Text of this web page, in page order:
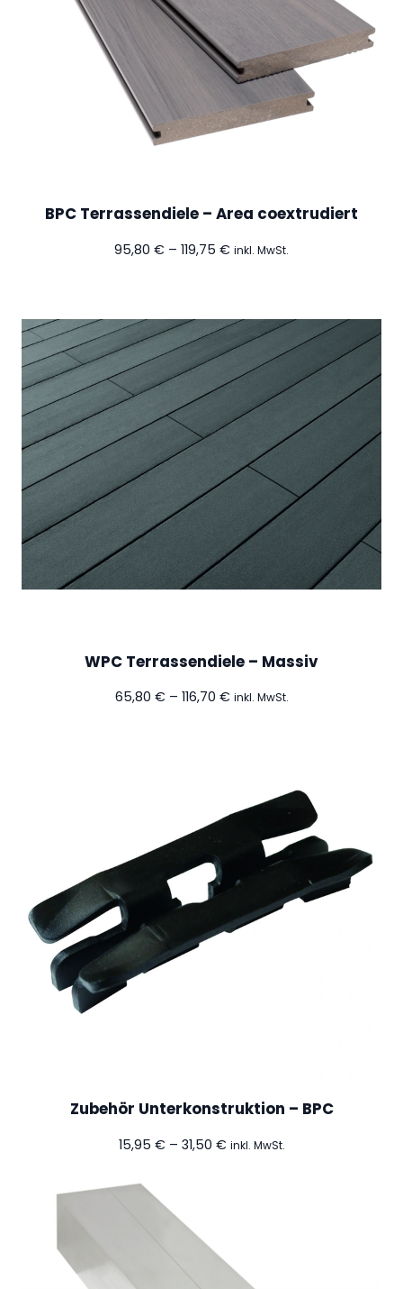
BPC Terrassendiele – Area coextrudiert
95,80 € – 119,75 €Preisspanne:
inkl. MwSt.
WPC Terrassendiele – Massiv
65,80 € – 116,70 €Preisspanne:
inkl. MwSt.
Zubehör Unterkonstruktion – BPC
15,95 € – 31,50 €Preisspanne:
inkl. MwSt.